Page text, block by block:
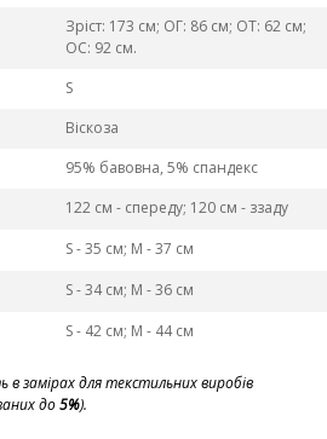
Зріст: 173 см; ОГ: 86 см; ОТ: 62 см;
ОС: 92 см.
S
Віскоза
95% бавовна, 5% спандекс
122 см - спереду; 120 см - ззаду
S - 35 см; M - 37 см
S - 34 см; M - 36 см
S - 42 см; M - 44 см
в замірах для текстильних виробів
до5%).